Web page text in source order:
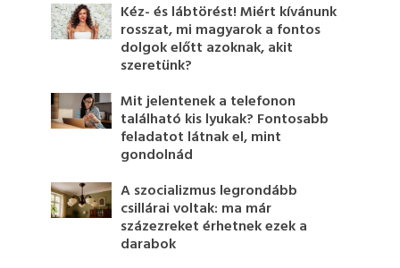
Kéz- és lábtörést! Miért kívánunk
rosszat, mi magyarok a fontos
dolgok előtt azoknak, akit
szeretünk?
Mit jelentenek a telefonon
található kis lyukak? Fontosabb
feladatot látnak el, mint
gondolnád
A szocializmus legrondább
csillárai voltak: ma már
százezreket érhetnek ezek a
darabok